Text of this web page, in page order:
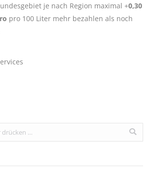
je nach Region maximal +0,30
pro 100 Liter mehr bezahlen als noch